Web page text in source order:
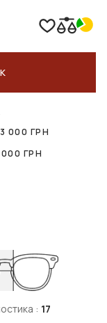
3 000 ГРН
000 ГРН
: 17